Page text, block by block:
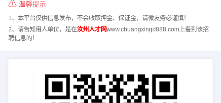
温馨提示
1、本平台仅供信息发布，不会收取押金、保证金，请微友务必谨慎！
2、请告知用人单位，是在汝州人才网www.chuangxingd888.com上看到该招
聘信息的！